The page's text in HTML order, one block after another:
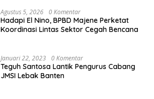
Agustus 5, 2026 0 Komentar
Hadapi El Nino, BPBD Majene Perketat
Koordinasi Lintas Sektor Cegah Bencana
Januari 22, 2023 0 Komentar
Teguh Santosa Lantik Pengurus Cabang
JMSI Lebak Banten